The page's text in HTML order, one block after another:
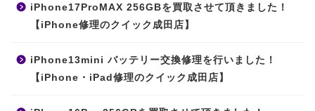
iPhone17ProMAX 256GBを買取させて頂きました！
【iPhone修理のクイック成田店】
iPhone13mini バッテリー交換修理を行いました！
【iPhone・iPad修理のクイック成田店】